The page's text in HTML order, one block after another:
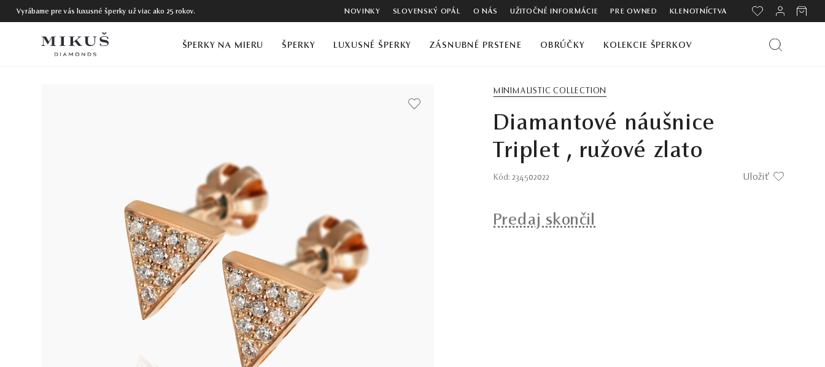
Vyrábame pre vás luxusné šperky už viac ako 25 rokov. NOVINKY SLOVENSKÝ OPÁL O NÁS UŽITOČNÉ INFORMÁCIE PRE OWNED KLENOTNÍCTVA
ŠPERKY NA MIERU ŠPERKY LUXUSNÉ ŠPERKY ZÁSNUBNÉ PRSTENE OBRÚČKY KOLEKCIE ŠPERKOV
MINIMALISTIC COLLECTION
Diamantové náušnice
Triplet , ružové zlato
Kód: 234502022 Uložiť
Predaj skončil